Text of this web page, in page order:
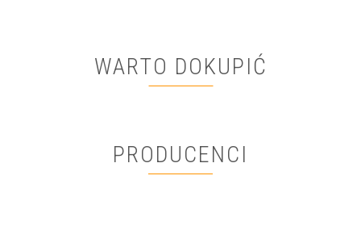
WARTO DOKUPIĆ
PRODUCENCI